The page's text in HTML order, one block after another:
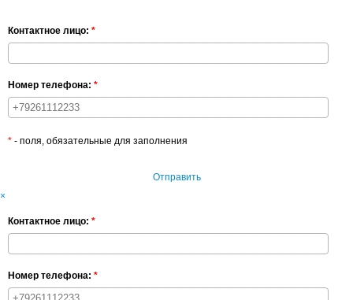
Контактное лицо: *
Номер телефона: *
* - поля, обязательные для заполнения
Отправить
×
Контактное лицо: *
Номер телефона: *